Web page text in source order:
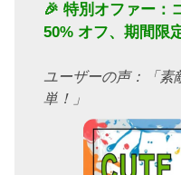
🎉 特別オファー：
50% オフ、期間限
ユーザーの声：「素
単！」